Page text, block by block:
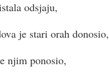
odsjaju,
je stari orah donosio,
njim ponosio,